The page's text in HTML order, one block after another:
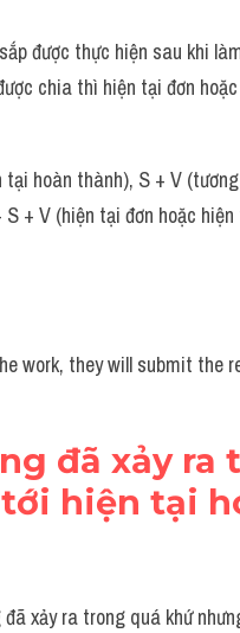
được thực hiện sau khi
chia thì hiện tại đơn
hoàn thành), S + V
+ V (hiện tại đơn hoặc
work, they will submit the
đã xảy
hiện tại
xảy ra trong quá khứ